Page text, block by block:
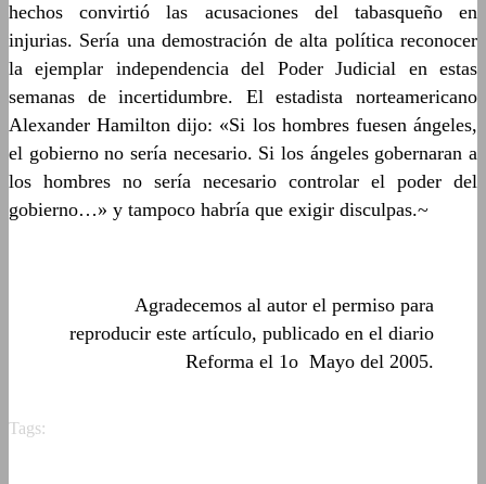
hechos convirtió las acusaciones del tabasqueño en
injurias. Sería una demostración de alta política reconocer
la ejemplar independencia del Poder Judicial en estas
semanas de incertidumbre. El estadista norteamericano
Alexander Hamilton dijo: «Si los hombres fuesen ángeles,
el gobierno no sería necesario. Si los ángeles gobernaran a
los hombres no sería necesario controlar el poder del
gobierno…» y tampoco habría que exigir disculpas.~
Agradecemos al autor el permiso para
reproducir este artículo, publicado en el diario
Reforma el 1o Mayo del 2005.
Tags: